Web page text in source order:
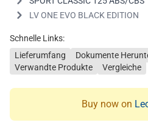
LV ONE EVO BLACK EDITION
Schnelle Links:
Lieferumfang
Dokumente
Verwandte Produkte
Vergleiche
Buy now on